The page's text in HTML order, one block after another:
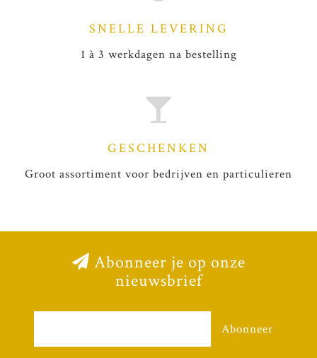
SNELLE LEVERING
1 à 3 werkdagen na bestelling
GESCHENKEN
Groot assortiment voor bedrijven en particulieren
Abonneer je op onze
nieuwsbrief
Abonneer